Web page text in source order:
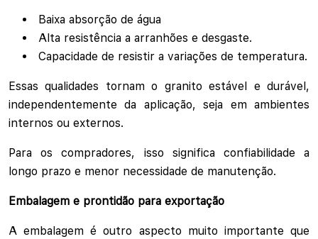
Baixa absorção de água
Alta resistência a arranhões e desgaste.
Capacidade de resistir a variações de temperatura.
Essas qualidades tornam o granito estável e durável,
independentemente da aplicação, seja em ambientes
internos ou externos.
Para os compradores, isso significa confiabilidade a
longo prazo e menor necessidade de manutenção.
Embalagem e prontidão para exportação
A embalagem é outro aspecto muito importante que